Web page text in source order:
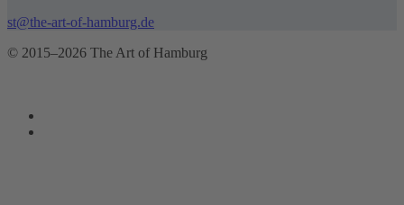
st@the-art-of-hamburg.de
© 2015–2026 The Art of Hamburg